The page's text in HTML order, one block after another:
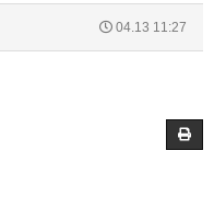
04.13 11:27